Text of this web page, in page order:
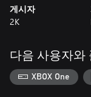
등록(최소 연령은 다
판매됩니다.
하지만, 당사는 별도
권리를 보유합니다.
us/articles/
세한 내용을 알아보
게시자
2K
다음 사용자와
XBOX One